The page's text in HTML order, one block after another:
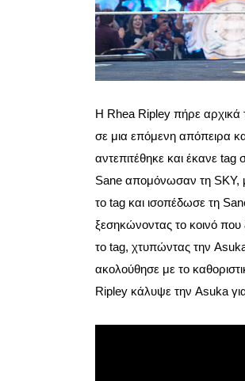
Η Rhea Ripley πήρε αρχικά
σε μια επόμενη απόπειρα
αντεπιτέθηκε και έκανε
Sane απομόνωσαν τη SKY,
το tag και ισοπέδωσε τη
ξεσηκώνοντας το κοινό
το tag, χτυπώντας την
ακολούθησε με το
Ripley κάλυψε την Asuka